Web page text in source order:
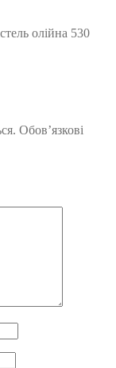
олійна 530
Обов’язкові